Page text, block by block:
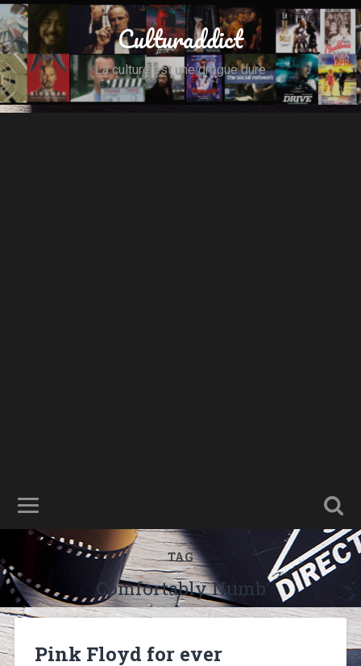
Culturaddict
La culture est une drogue dure
TAG
Comfortably Numb
Pink Floyd for ever